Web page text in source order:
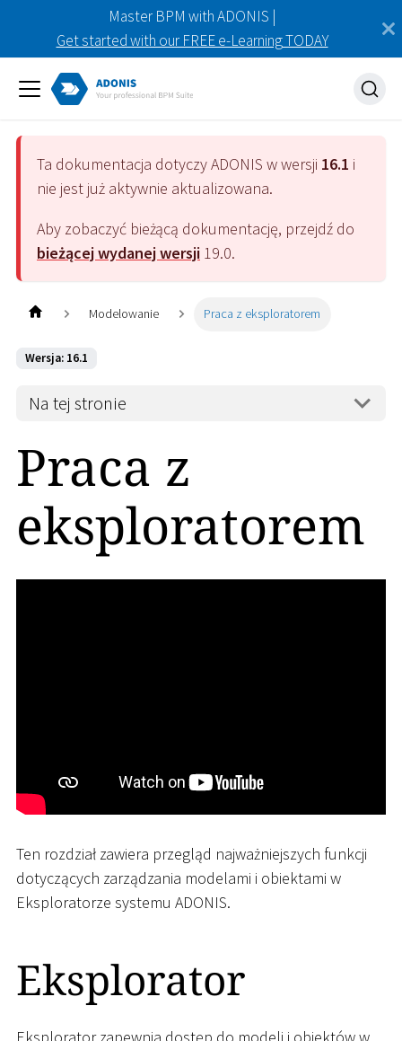
Master BPM with ADONIS |
Get started with our FREE e-Learning TODAY
Ta dokumentacja dotyczyADONIS w wersji 16.1 i
nie jest już aktywnie aktualizowana.
Aby zobaczyć bieżącą dokumentację, przejdź do
bieżącej wydanej wersji 19.0.
Modelowanie Praca z eksploratorem
Wersja: 16.1
Na tej stronie
Praca z
eksploratorem
Ten rozdział zawiera przegląd najważniejszych funkcji
dotyczących zarządzania modelami i obiektami w
Eksploratorze systemu ADONIS.
Eksplorator
Eksplorator zapewnia dostęp do modeli i obiektów w